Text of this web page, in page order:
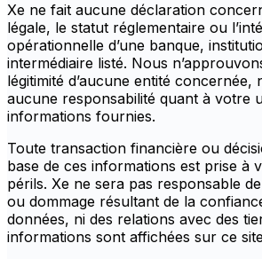
Xe ne fait aucune déclaration
légale, le statut réglementaire ou
opérationnelle d’une banque,
intermédiaire listé. Nous
légitimité d’aucune entité concernée,
aucune responsabilité quant à votre
informations fournies.
Toute transaction financière ou
base de ces informations est prise à
périls. Xe ne sera pas responsable
ou dommage résultant de la
données, ni des relations avec des
informations sont affichées sur ce